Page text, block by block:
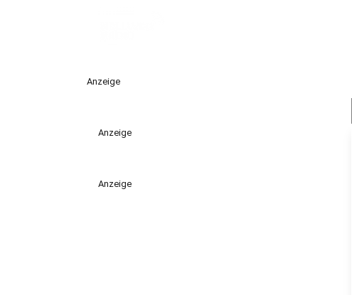
Anzeige
Anzeige
Anzeige